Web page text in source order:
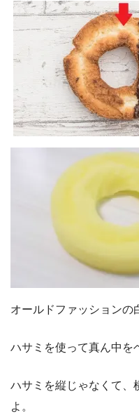
オールドファッションの
ハサミを使って真ん中を
ハサミを縦じゃなくて、
よ。